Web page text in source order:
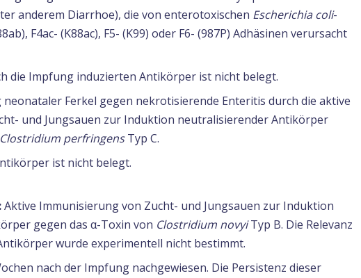
anderem Diarrhoe), die von enterotoxischen Escherichia coli-
F4ac- (K88ac), F5- (K99) oder F6- (987P) Adhäsinen verursacht
die Impfung induzierten Antikörper ist nicht belegt.
neonataler Ferkel gegen nekrotisierende Enteritis durch die aktive
und Jungsauen zur Induktion neutralisierender Antikörper
Clostridium perfringensTyp C.
ist nicht belegt.
Aktive Immunisierung von Zucht- und Jungsauen zur Induktion
gegen das α-Toxin von Clostridium novyiTyp B. Die Relevanz
wurde experimentell nicht bestimmt.
nach der Impfung nachgewiesen. Die Persistenz dieser